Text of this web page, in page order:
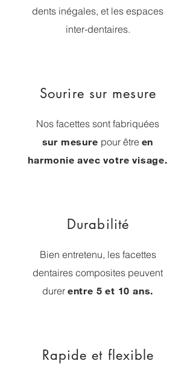
dents inégales, et les espaces
inter-dentaires.
Sourire sur mesure
Nos facettes sont fabriquées
sur mesure pour être en
harmonie avec votre visage.
Durabilité
Bien entretenu, les facettes
dentaires composites peuvent
durer entre 5 et 10 ans.
Rapide et flexible